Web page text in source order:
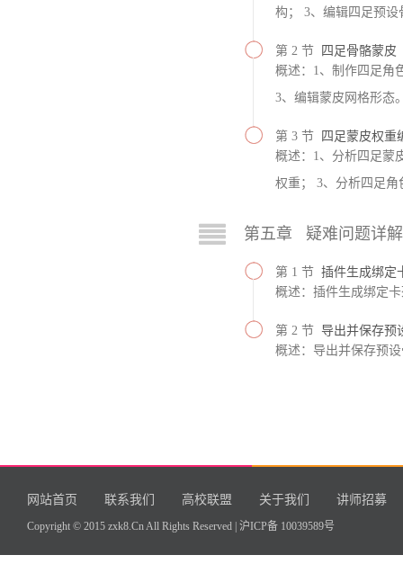
构； 3、编辑四足预
第 2 节
四足骨骼蒙皮
概述：1、制作四足角
3、编辑蒙皮网格形态
第 3 节
四足蒙皮权重
概述：1、分析四足蒙
权重； 3、分析四足
第五章 疑难问题详解
第 1 节 插件生成绑定
概述：插件生成绑定
第 2 节 导出并保存预
概述：导出并保存预
网站首页 联系我们 高校联盟 关于我们 讲师招募
Copyright © 2015 zxk8.Cn All Rights Reserved | 沪ICP备 10039589号